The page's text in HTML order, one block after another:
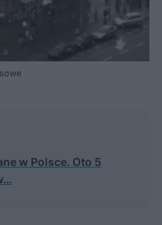
w Polsce. Oto 5